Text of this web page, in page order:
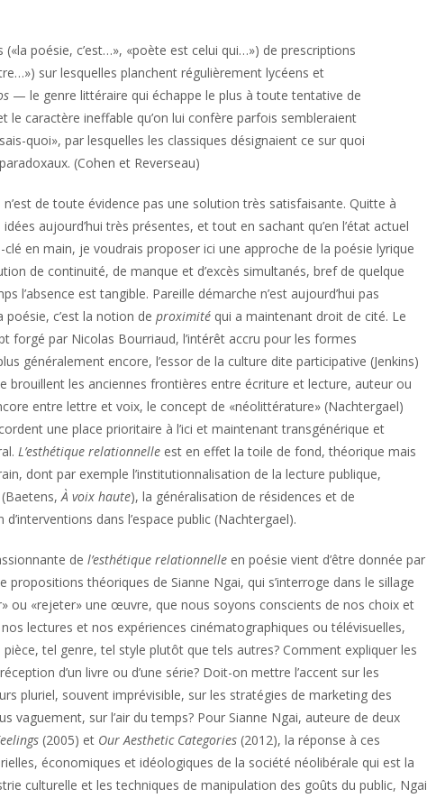
poésie, c’est…», «poète est celui qui…») de prescriptions
sur lesquelles planchent régulièrement lycéens et
— le genre littéraire qui échappe le plus à toute tentative de
le caractère ineffable qu’on lui confère parfois sembleraient
quoi», par lesquelles les classiques désignaient ce sur quoi
(Cohen et Reverseau)
de toute évidence pas une solution très satisfaisante. Quitte à
aujourd’hui très présentes, et tout en sachant qu’en l’état actuel
en main, je voudrais proposer ici une approche de la poésie lyrique
de continuité, de manque et d’excès simultanés, bref de quelque
est tangible. Pareille démarche n’est aujourd’hui pas
poésie, c’est la notion deproximité qui a maintenant droit de cité. Le
forgé par Nicolas Bourriaud, l’intérêt accru pour les formes
généralement encore, l’essor de la culture dite participative (Jenkins)
les anciennes frontières entre écriture et lecture, auteur ou
entre lettre et voix, le concept de «néolittérature» (Nachtergael)
une place prioritaire à l’ici et maintenant transgénérique et
L’esthétique relationnelle est en effet la toile de fond, théorique mais
dont par exemple l’institutionnalisation de la lecture publique,
(Baetens,À voix haute), la généralisation de résidences et de
dans l’espace public (Nachtergael).
del’esthétique relationnelle en poésie vient d’être donnée par
propositions théoriques de Sianne Ngai, qui s’interroge dans le sillage
ou «rejeter» une œuvre, que nous soyons conscients de nos choix et
lectures et nos expériences cinématographiques ou télévisuelles,
tel genre, tel style plutôt que tels autres? Comment expliquer les
d’un livre ou d’une série? Doit-on mettre l’accent sur les
pluriel, souvent imprévisible, sur les stratégies de marketing des
vaguement, sur l’air du temps? Pour Sianne Ngai, auteure de deux
(2005) et Our Aesthetic Categories (2012), la réponse à ces
économiques et idéologiques de la société néolibérale qui est la
culturelle et les techniques de manipulation des goûts du public, Ngai